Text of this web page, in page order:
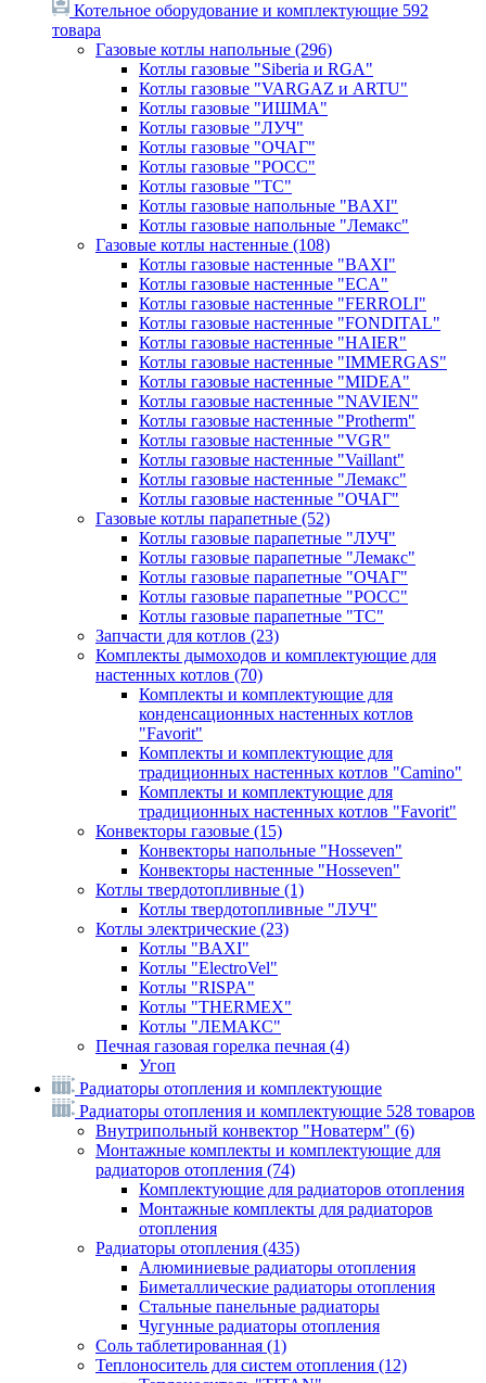
Котельное оборудование и комплектующие 592
товара
Газовые котлы напольные (296)
Котлы газовые "Siberia и RGA"
Котлы газовые "VARGAZ и ARTU"
Котлы газовые "ИШМА"
Котлы газовые "ЛУЧ"
Котлы газовые "ОЧАГ"
Котлы газовые "РОСС"
Котлы газовые "ТС"
Котлы газовые напольные "BAXI"
Котлы газовые напольные "Лемакс"
Газовые котлы настенные (108)
Котлы газовые настенные "BAXI"
Котлы газовые настенные "ECA"
Котлы газовые настенные "FERROLI"
Котлы газовые настенные "FONDITAL"
Котлы газовые настенные "HAIER"
Котлы газовые настенные "IMMERGAS"
Котлы газовые настенные "MIDEA"
Котлы газовые настенные "NAVIEN"
Котлы газовые настенные "Protherm"
Котлы газовые настенные "VGR"
Котлы газовые настенные "Vaillant"
Котлы газовые настенные "Лемакс"
Котлы газовые настенные "ОЧАГ"
Газовые котлы парапетные (52)
Котлы газовые парапетные "ЛУЧ"
Котлы газовые парапетные "Лемакс"
Котлы газовые парапетные "ОЧАГ"
Котлы газовые парапетные "РОСС"
Котлы газовые парапетные "ТС"
Запчасти для котлов (23)
Комплекты дымоходов и комплектующие для
настенных котлов (70)
Комплекты и комплектующие для
конденсационных настенных котлов
"Favorit"
Комплекты и комплектующие для
традиционных настенных котлов "Camino"
Комплекты и комплектующие для
традиционных настенных котлов "Favorit"
Конвекторы газовые (15)
Конвекторы напольные "Hosseven"
Конвекторы настенные "Hosseven"
Котлы твердотопливные (1)
Котлы твердотопливные "ЛУЧ"
Котлы электрические (23)
Котлы "BAXI"
Котлы "ElectroVel"
Котлы "RISPA"
Котлы "THERMEX"
Котлы "ЛЕМАКС"
Печная газовая горелка печная (4)
Угоп
Радиаторы отопления и комплектующие
Радиаторы отопления и комплектующие 528 товаров
Внутрипольный конвектор "Новатерм" (6)
Монтажные комплекты и комплектующие для
радиаторов отопления (74)
Комплектующие для радиаторов отопления
Монтажные комплекты для радиаторов
отопления
Радиаторы отопления (435)
Алюминиевые радиаторы отопления
Биметаллические радиаторы отопления
Стальные панельные радиаторы
Чугунные радиаторы отопления
Соль таблетированная (1)
Теплоноситель для систем отопления (12)